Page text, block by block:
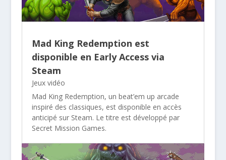
Mad King Redemption est
disponible en Early Access via
Steam
Jeux vidéo
Mad King Redemption, un beat’em up arcade
inspiré des classiques, est disponible en accès
anticipé sur Steam. Le titre est développé par
Secret Mission Games.